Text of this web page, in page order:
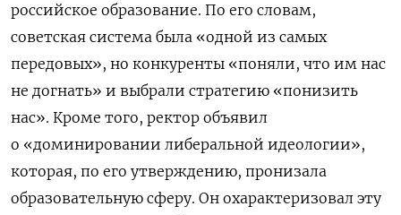
российское образование. По его словам,
советская система была «одной из самых
передовых», но конкуренты «поняли, что им нас
не догнать» и выбрали стратегию «понизить
нас». Кроме того, ректор объявил
о «доминировании либеральной идеологии»,
которая, по его утверждению, пронизала
образовательную сферу. Он охарактеризовал эту